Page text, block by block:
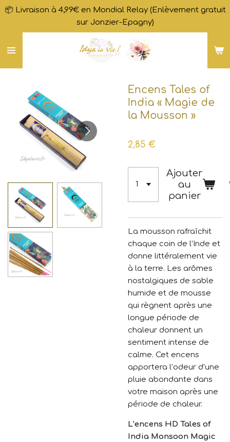
Passer
contenu
principal
📦 Livraison à 4,99€ en Mondial Relay (Enlèvement gratuit
sur Jonzier-Epagny)
Encens Tales of
India « Magie de
la Mousson »
2,85 €
Ajouter
au
panier
La mousson rafraîchit
chaque coin de l’Inde et
donne littéralement vie
à la terre. Les arômes
nostalgiques de sable
humide et de mousse
qui règnent après une
longue période de
chaleur donnent un
sentiment intense de
calme. Cet encens
apportera l’odeur d’une
pluie abondante dans
votre maison après une
période de chaleur.
L’encens HD Tales of
India Monsoon Magic